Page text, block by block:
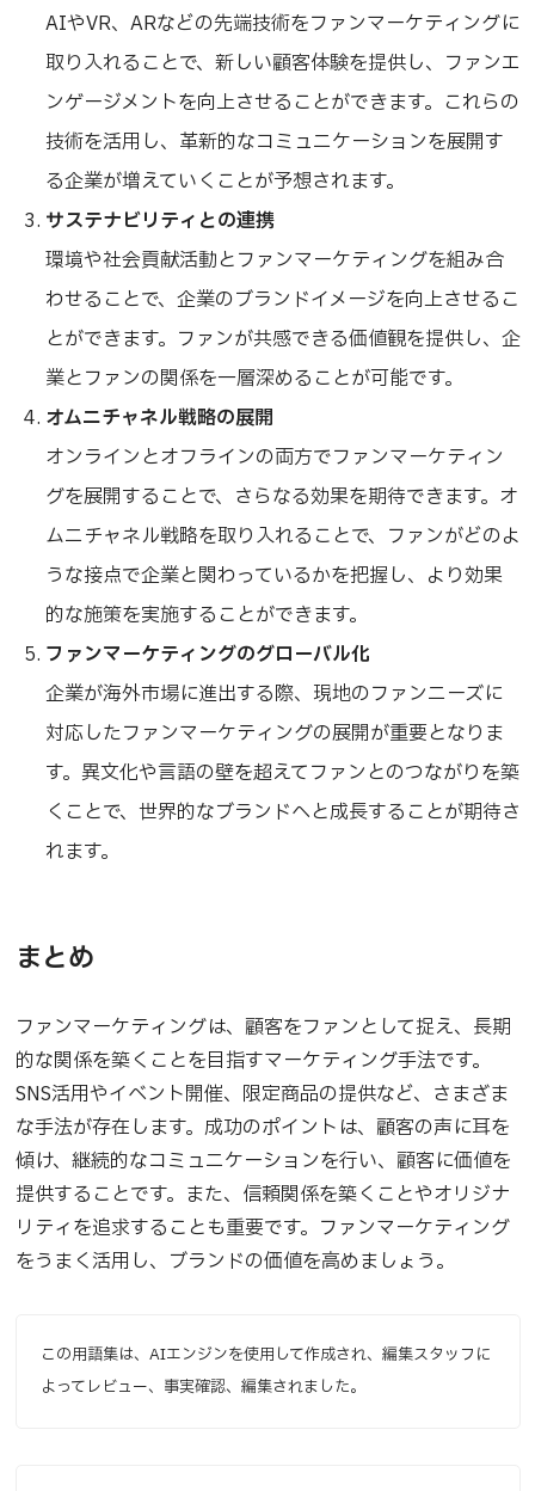
AIやVR、ARなどの先端技術をファンマーケティングに
取り入れることで、新しい顧客体験を提供し、ファンエ
ンゲージメントを向上させることができます。これらの
技術を活用し、革新的なコミュニケーションを展開す
る企業が増えていくことが予想されます。
サステナビリティとの連携
環境や社会貢献活動とファンマーケティングを組み合
わせることで、企業のブランドイメージを向上させるこ
とができます。ファンが共感できる価値観を提供し、企
業とファンの関係を一層深めることが可能です。
オムニチャネル戦略の展開
オンラインとオフラインの両方でファンマーケティン
グを展開することで、さらなる効果を期待できます。オ
ムニチャネル戦略を取り入れることで、ファンがどのよ
うな接点で企業と関わっているかを把握し、より効果
的な施策を実施することができます。
ファンマーケティングのグローバル化
企業が海外市場に進出する際、現地のファンニーズに
対応したファンマーケティングの展開が重要となりま
す。異文化や言語の壁を超えてファンとのつながりを築
くことで、世界的なブランドへと成長することが期待さ
れます。
まとめ
ファンマーケティングは、顧客をファンとして捉え、長期
的な関係を築くことを目指すマーケティング手法です。
SNS活用やイベント開催、限定商品の提供など、さまざま
な手法が存在します。成功のポイントは、顧客の声に耳を
傾け、継続的なコミュニケーションを行い、顧客に価値を
提供することです。また、信頼関係を築くことやオリジナ
リティを追求することも重要です。ファンマーケティング
をうまく活用し、ブランドの価値を高めましょう。
この用語集は、AIエンジンを使用して作成され、編集スタッフに
よってレビュー、事実確認、編集されました。